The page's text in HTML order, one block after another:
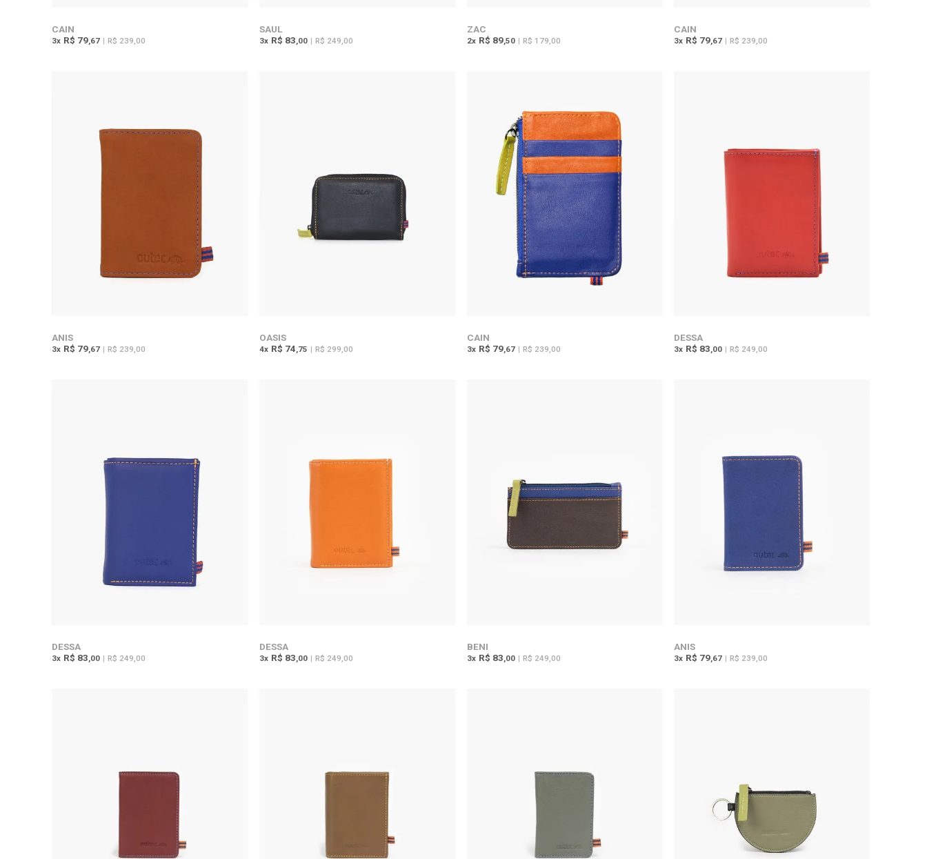
CAIN
3x R$ 79 ,67 | R$ 239,00
SAUL
3x R$ 83 ,00 | R$ 249,00
ZAC
2x R$ 89,50 | R$ 179,00
CAIN
3x R$ 79 ,67 | R$ 239,00
ANIS
3x R$ 79,67 | R$ 239,00
OASIS
4x R$ 74,75 | R$ 299,00
CAIN
3x R$ 79,67 | R$ 239,00
DESSA
3x R$ 83,00 | R$ 249,00
DESSA
3x R$ 83 ,00 | R$ 249,00
DESSA
3x R$ 83 ,00 | R$ 249,00
BENI
3x R$ 83 ,00 | R$ 249,00
ANIS
3x R$ 79 ,67 | R$ 239,00